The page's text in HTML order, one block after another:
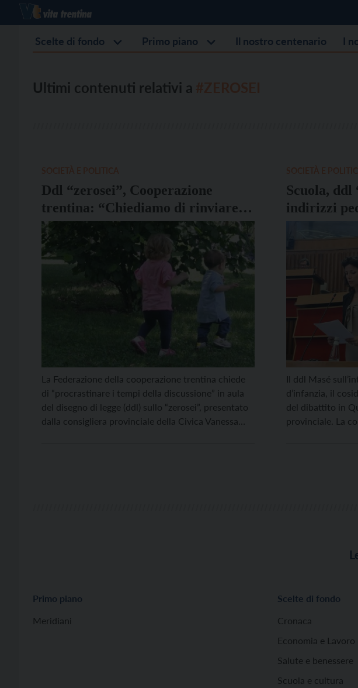
Scelte di fondo Primo piano Il nostro centenario I
Ultimi contenuti relativi a
Ddl “zerosei”, Cooperazione
trentina: “Chiediamo di rinviare la
discussione in aula”
La Federazione della cooperazione trentina chiede
di “procrastinare i tempi della discussione” in aula
del disegno di legge (ddl) sullo “zerosei”, presentato
dalla consigliera provinciale della Civica Vanessa
Scuola, ddl
indirizzi
dare la
Il ddl Masé
d’infanzia, il
del dibattito in
provinciale. La
Primo piano
Meridiani
Scelte di fondo
Cronaca
Economia e Lavoro
Salute e benessere
Scuola e cultura